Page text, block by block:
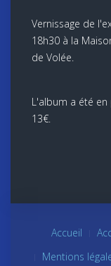
Vernissage de
18h30 à la
de Volée.
L'album a été en
13€.
Accueil
Mentions